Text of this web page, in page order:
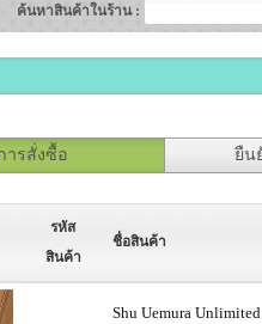
ค้นหาสินค้าในร้าน :
ารสั่งซื้อ ยืน
รหัส
สินค้า
ชื่อสินค้า
Shu Uemura